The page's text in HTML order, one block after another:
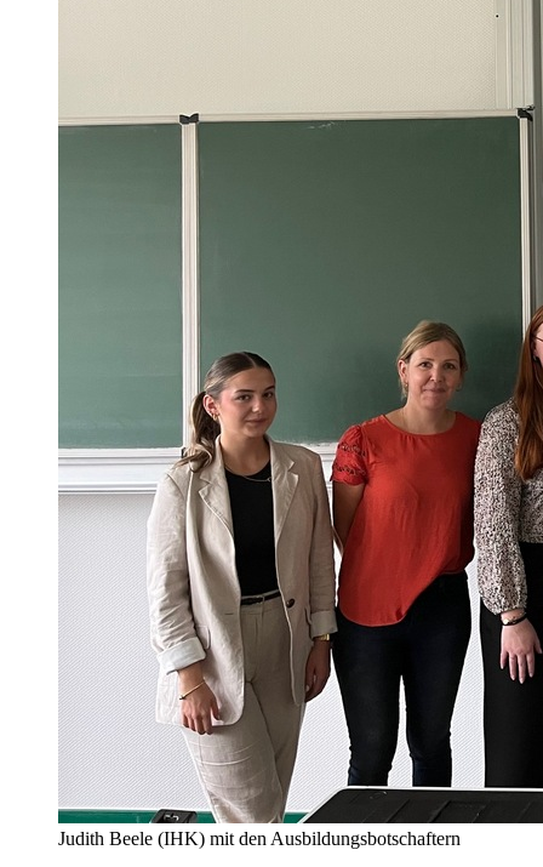
Judith Beele (IHK) mit den Ausbildungsbotschaftern